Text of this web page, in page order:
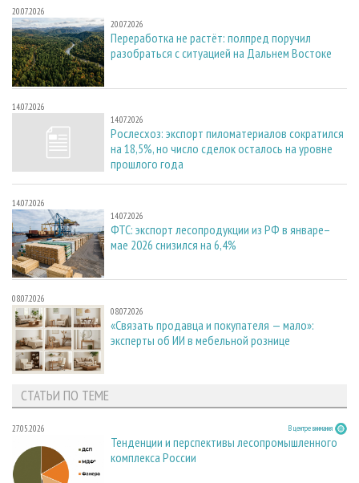
20.07.2026
20.07.2026
Переработка не растёт: полпред поручил
разобраться с ситуацией на Дальнем Востоке
14.07.2026
14.07.2026
Рослесхоз: экспорт пиломатериалов сократился
на 18,5%, но число сделок осталось на уровне
прошлого года
14.07.2026
14.07.2026
ФТС: экспорт лесопродукции из РФ в январе–
мае 2026 снизился на 6,4%
08.07.2026
08.07.2026
«Связать продавца и покупателя — мало»:
эксперты об ИИ в мебельной рознице
СТАТЬИ ПО ТЕМЕ
27.05.2026 В центре внимания
Тенденции и перспективы лесопромышленного
комплекса России